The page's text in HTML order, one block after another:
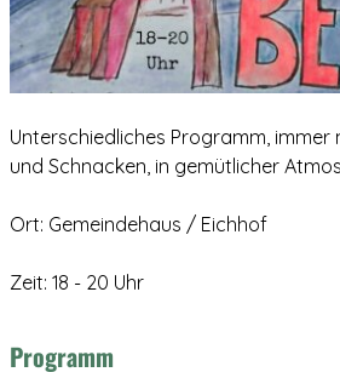
Unterschiedliches Programm, immer
und Schnacken, in gemütlicher
Ort: Gemeindehaus / Eichhof
Zeit: 18 - 20 Uhr
Programm